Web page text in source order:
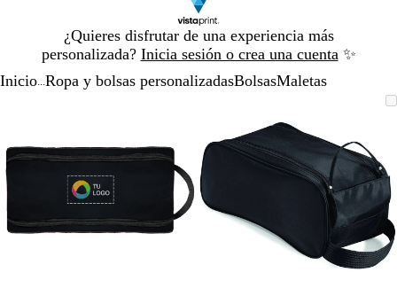
¿Quieres disfrutar de una experiencia más
personalizada? Inicia sesión o crea una cuenta ✨
1
Inicio Ropa y bolsas personalizadasBolsasMaletas
expandir
de
más
y
para
mínimo
para
expandir
teclas
más
menos
ampliar
2